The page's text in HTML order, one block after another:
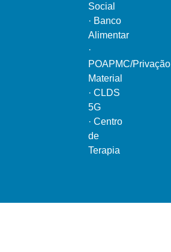
Social
· Banco
Alimentar
·
POAPMC/Privação
Material
· CLDS
5G
· Centro
de
Terapia